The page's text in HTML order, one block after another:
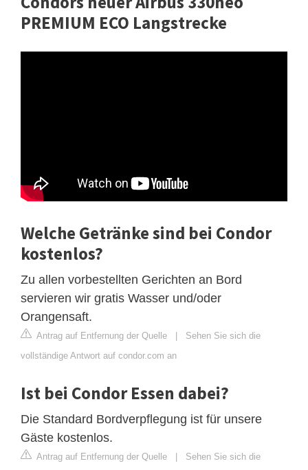
PREMIUM ECO Langstrecke
Welche Getränke sind bei Condor
kostenlos?
Zu allen vorbestellten Gerichten an Bord
servieren wir gratis Wasser und/oder
Orangensaft.
Antrag auf Entfernung der Quelle | Sehen Sie sich die
vollständige Antwort auf condor.com an
Ist bei Condor Essen dabei?
Die Standard Bordverpflegung ist für unsere
Gäste kostenlos.
Antrag auf Entfernung der Quelle | Sehen Sie sich die